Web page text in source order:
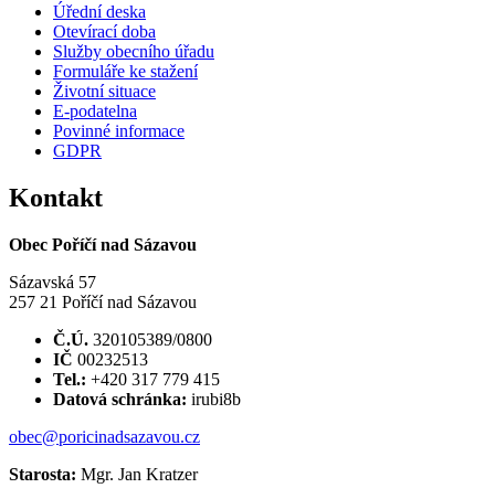
Úřední deska
Otevírací doba
Služby obecního úřadu
Formuláře ke stažení
Životní situace
E-podatelna
Povinné informace
GDPR
Kontakt
Obec Poříčí nad Sázavou
Sázavská 57
257 21 Poříčí nad Sázavou
Č.Ú. 320105389/0800
IČ 00232513
Tel.: +420 317 779 415
Datová schránka: irubi8b
obec@poricinadsazavou.cz
Starosta: Mgr. Jan Kratzer